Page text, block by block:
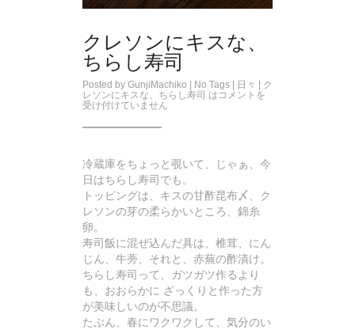
クレソンにキスな、
ちらし寿司
Posted by GunjiMachiko | No Tags | 日々
ク
レソンにキスな、ちらし寿司 は コメントを
受け付けていません
冷蔵庫をちょっと覗いて、じゃぁ、今
日はちらし寿司でも。
トッピングは、キスの甘酢昆布〆、ク
レソンの芽の柔らかいところ、錦糸
卵。
寿司飯に混ぜ込んだ具は、椎茸、にん
じん、牛蒡、それと、赤蕪の酢漬け。
ちらし寿司って、ガツガツ作るより
も、おおらかに ざっくりと作った方
が美味しいのが不思議。
たぶん、春にワクワクして、気分のい